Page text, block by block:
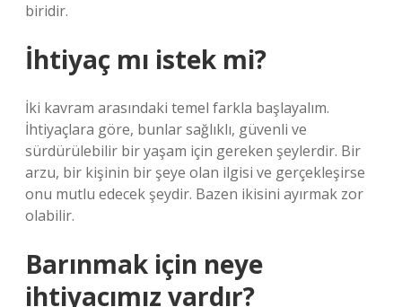
biridir.
İhtiyaç mı istek mi?
İki kavram arasındaki temel farkla başlayalım.
İhtiyaçlara göre, bunlar sağlıklı, güvenli ve
sürdürülebilir bir yaşam için gereken şeylerdir. Bir
arzu, bir kişinin bir şeye olan ilgisi ve gerçekleşirse
onu mutlu edecek şeydir. Bazen ikisini ayırmak zor
olabilir.
Barınmak için neye
ihtiyacımız vardır?